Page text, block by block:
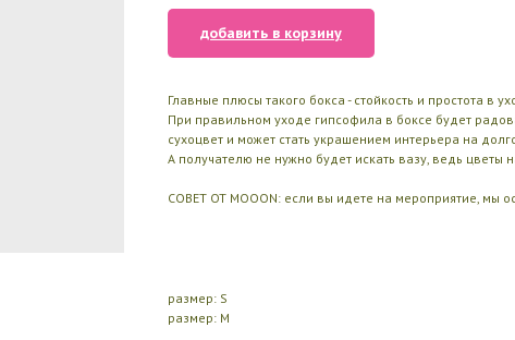
добавить в корзину
Главные плюсы такого бокса - стойкость и простота в
При правильном уходе гипсофила в боксе будет
сухоцвет и может стать украшением интерьера на
А получателю не нужно будет искать вазу, ведь цветы
СОВЕТ ОТ MOOON: если вы идете на мероприятие, мы
размер: S
размер: M